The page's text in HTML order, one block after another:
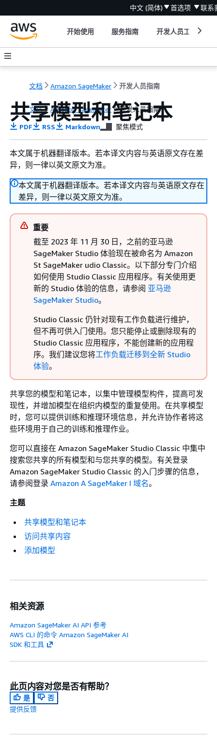
中文 (简体) 首选项 联系
开始使用 服务指南 开发人员工具
文档 Amazon SageMaker 开发人员指南
文档 Amazon SageMaker 开发人员指南
共享模型和笔记本
PDF RSS Markdown 聚焦模式
本文属于机器翻译版本。若本译文内容与英语原文存在差
异，则一律以英文原文为准。
本文属于机器翻译版本。若本译文内容与英语原文存在
差异，则一律以英文原文为准。
重要
截至 2023 年 11 月 30 日，之前的亚马逊
SageMaker Studio 体验现在被命名为 Amazon
St SageMaker udio Classic。以下部分专门介绍
如何使用 Studio Classic 应用程序。有关使用更
新的 Studio 体验的信息，请参阅 亚马逊
SageMaker Studio。
Studio Classic 仍针对现有工作负载进行维护，
但不再可供入门使用。您只能停止或删除现有的
Studio Classic 应用程序，不能创建新的应用程
序。我们建议您将工作负载迁移到全新 Studio
体验。
共享您的模型和笔记本，以集中管理模型构件，提高可发
现性，并增加模型在组织内模型的重复使用。在共享模型
时，您可以提供训练和推理环境信息，并允许协作者将这
些环境用于自己的训练和推理作业。
您可以直接在 Amazon SageMaker Studio Classic 中集中
搜索您共享的所有模型和与您共享的模型。有关登录
Amazon SageMaker Studio Classic 的入门步骤的信息，
请参阅登录 Amazon A SageMaker I 域名。
主题
共享模型和笔记本
访问共享内容
添加模型
相关资源
Amazon SageMaker AI API 参考
AWS CLI 的命令 Amazon SageMaker AI
SDK 和工具
此页内容对您是否有帮助？
是
否
提供反馈